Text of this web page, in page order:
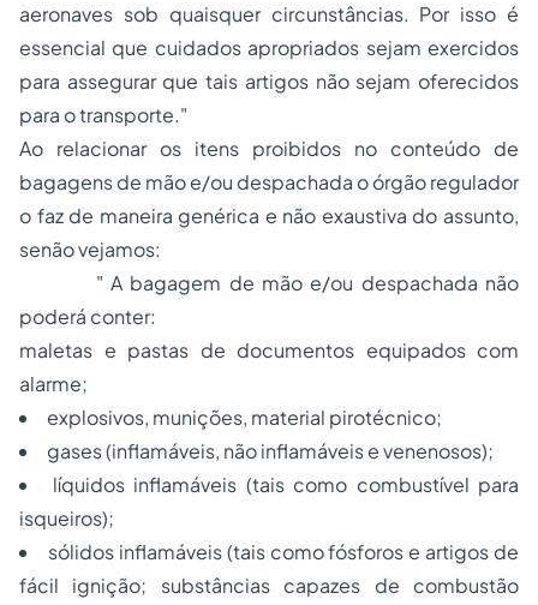
aeronaves sob quaisquer circunstâncias. Por isso é
essencial que cuidados apropriados sejam exercidos
para assegurar que tais artigos não sejam oferecidos
para o transporte."
Ao relacionar os itens proibidos no conteúdo de
bagagens de mão e/ou despachada o órgão regulador
o faz de maneira genérica e não exaustiva do assunto,
senão vejamos:
" A bagagem de mão e/ou despachada não
poderá conter:
maletas e pastas de documentos equipados com
alarme;
explosivos, munições, material pirotécnico;
gases (inflamáveis, não inflamáveis e venenosos);
líquidos inflamáveis (tais como combustível para
isqueiros);
sólidos inflamáveis (tais como fósforos e artigos de
fácil ignição; substâncias capazes de combustão